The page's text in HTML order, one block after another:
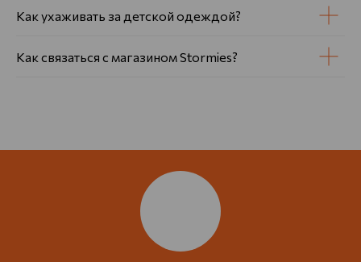
Как ухаживать за детской одеждой?
Как связаться с магазином Stormies?